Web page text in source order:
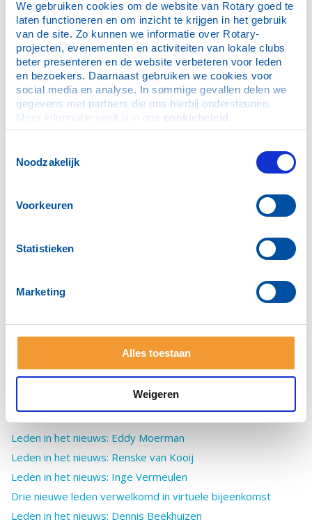
We gebruiken cookies om de website van Rotary goed te
laten functioneren en om inzicht te krijgen in het gebruik
van de site. Zo kunnen we informatie over Rotary-
projecten, evenementen en activiteiten van lokale clubs
beter presenteren en de website verbeteren voor leden
en bezoekers. Daarnaast gebruiken we cookies voor
social media en analyse. In sommige gevallen delen we
gegevens met partners die ons hierbij ondersteunen.
Meer informatie vindt u in ons cookiebeleid
Noodzakelijk
Voorkeuren
Statistieken
Marketing
Alles toestaan
Weigeren
Jarige Rotaryclubs in Westland delen uit
Rotary viert eeuwfeest met een estafettetocht door onze
regio
Bridge drive voor het goede doel
Rotary tourrit op 25 juni
Leden in het nieuws: Linda Slaghuis
Speurtocht Monster brengt Meander Huis 5.000 euro
Vijfde Santarun met 16.000 euro een rood succes
Opbrengst bridgedrive maar liefst € 6.700
Strandsportdag voor lichamelijke beperkte jongeren
Rotaryclubs en ISW repareren fietsen voor Oekraïense
vluchtelingen
Leden in het nieuws: Stephan Persoon
Bart Sosef nieuwe voorzitter!
Toespraken bestuursoverdracht 2021
Het houdt niet op: weer drie nieuwe leden geïnstalleerd
Leden in het nieuws: Jack van der Ende
Leden in het nieuws: Eddy Moerman
Leden in het nieuws: Renske van Kooij
Leden in het nieuws: Inge Vermeulen
Drie nieuwe leden verwelkomd in virtuele bijeenkomst
Leden in het nieuws: Dennis Beekhuizen